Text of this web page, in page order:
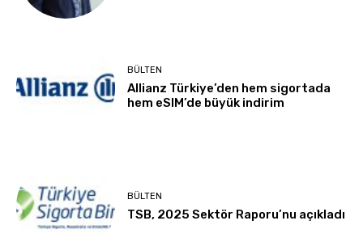
BÜLTEN
Allianz Türkiye’den hem sigortada
hem eSIM’de büyük indirim
BÜLTEN
TSB, 2025 Sektör Raporu’nu açıkladı